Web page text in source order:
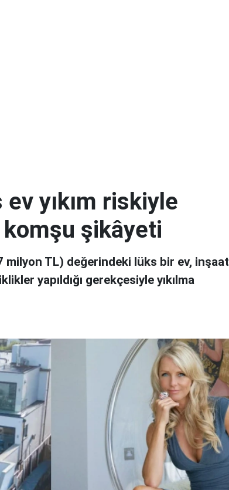
yıkım riskiyle
komşu şikâyeti
milyon TL) değerindeki lüks bir ev, inşaat
yapıldığı gerekçesiyle yıkılma